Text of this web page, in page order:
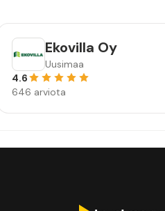
Ekovilla Oy
Uusimaa
4.6
646 arviota